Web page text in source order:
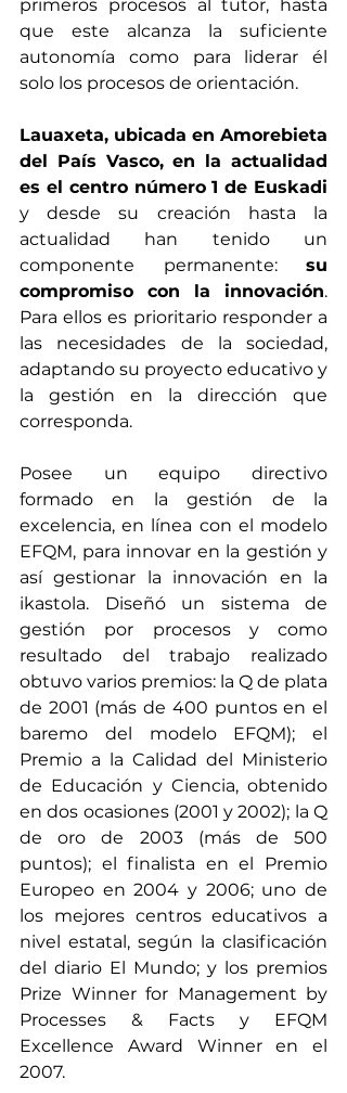
primeros procesos al tutor, hasta
que este alcanza la suficiente
autonomía como para liderar él
solo los procesos de orientación.
Lauaxeta, ubicada en Amorebieta
del País Vasco, en la actualidad
es el centro número 1 de Euskadi
y desde su creación hasta la
actualidad han tenido un
componente permanente: su
compromiso con la innovación.
Para ellos es prioritario responder a
las necesidades de la sociedad,
adaptando su proyecto educativo y
la gestión en la dirección que
corresponda.
Posee un equipo directivo
formado en la gestión de la
excelencia, en línea con el modelo
EFQM, para innovar en la gestión y
así gestionar la innovación en la
ikastola. Diseñó un sistema de
gestión por procesos y como
resultado del trabajo realizado
obtuvo varios premios: la Q de plata
de 2001 (más de 400 puntos en el
baremo del modelo EFQM); el
Premio a la Calidad del Ministerio
de Educación y Ciencia, obtenido
en dos ocasiones (2001 y 2002); la Q
de oro de 2003 (más de 500
puntos); el finalista en el Premio
Europeo en 2004 y 2006; uno de
los mejores centros educativos a
nivel estatal, según la clasificación
del diario El Mundo; y los premios
Prize Winner for Management by
Processes & Facts y EFQM
Excellence Award Winner en el
2007.